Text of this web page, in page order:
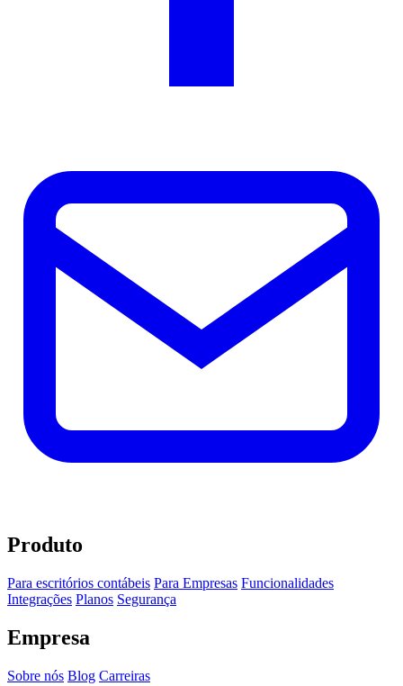
Produto
Para escritórios contábeis Para Empresas Funcionalidades
Integrações Planos Segurança
Empresa
Sobre nós Blog Carreiras